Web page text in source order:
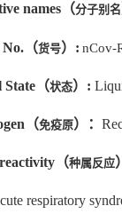
names （分子别名
No. （货号） : nCov-
State （状态） :
（免疫原）：
（种属反应
respiratory